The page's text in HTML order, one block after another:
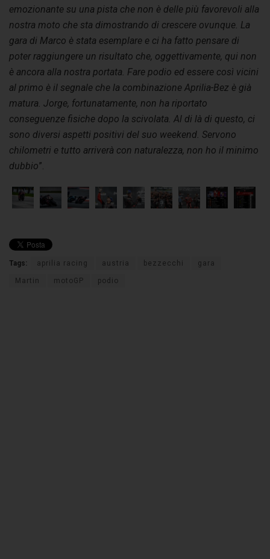
emozionante su una pista che non è delle più favorevoli alla
nostra moto che sta dimostrando di crescere ovunque. La
gara di Marco è stata esemplare e ci ha fatto pensare di
poter raggiungere un risultato che, oggettivamente, qui non
è ancora alla nostra portata. Fare podio ed essere così vicini
al primo è il segnale che la combinazione Aprilia-Bez è già
matura. Jorge, fortunatamente, non ha riportato
conseguenze fisiche dopo la scivolata. Al di là di questo, ci
sono diversi aspetti positivi del suo weekend. Servono
chilometri e tutto arriverà con naturalezza, non ho il minimo
dubbio”.
Tags: aprilia racing austria bezzecchi gara
Martin motoGP podio